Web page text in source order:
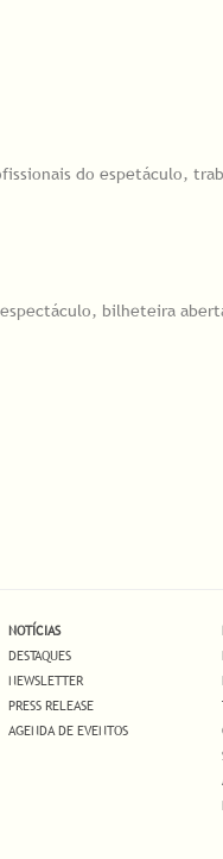
do espetáculo,
espectáculo, bilheteira
NOTÍCIAS
DESTAQUES
NEWSLETTER
PRESS RELEASE
AGENDA DE EVENTOS